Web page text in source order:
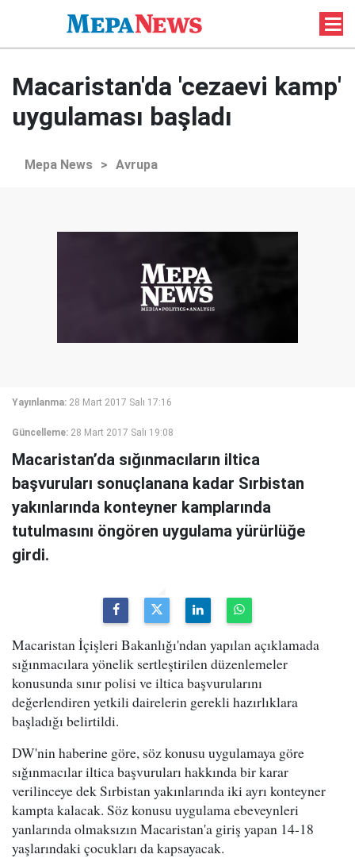
Macaristan'da 'cezaevi kamp'
uygulaması başladı
Mepa News > Avrupa
Yayınlanma: 28 Mart 2017 Salı 17:16
Güncelleme: 28 Mart 2017 Salı 19:08
Macaristan’da sığınmacıların iltica
başvuruları sonuçlanana kadar Sırbistan
yakınlarında konteyner kamplarında
tutulmasını öngören uygulama yürürlüğe
girdi.
Macaristan İçişleri Bakanlığı'ndan yapılan açıklamada
sığınmacılara yönelik sertleştirilen düzenlemeler
konusunda sınır polisi ve iltica başvurularını
değerlendiren yetkili dairelerin gerekli hazırlıklara
başladığı belirtildi.
DW'nin haberine göre, söz konusu uygulamaya göre
sığınmacılar iltica başvuruları hakkında bir karar
verilinceye dek Sırbistan yakınlarında iki ayrı konteyner
kampta kalacak. Söz konusu uygulama ebeveynleri
yanlarında olmaksızın Macaristan'a giriş yapan 14-18
yaşlarındaki çocukları da kapsayacak.